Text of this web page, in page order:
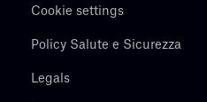
Cookie settings
Policy Salute e Sicurezza
Legals